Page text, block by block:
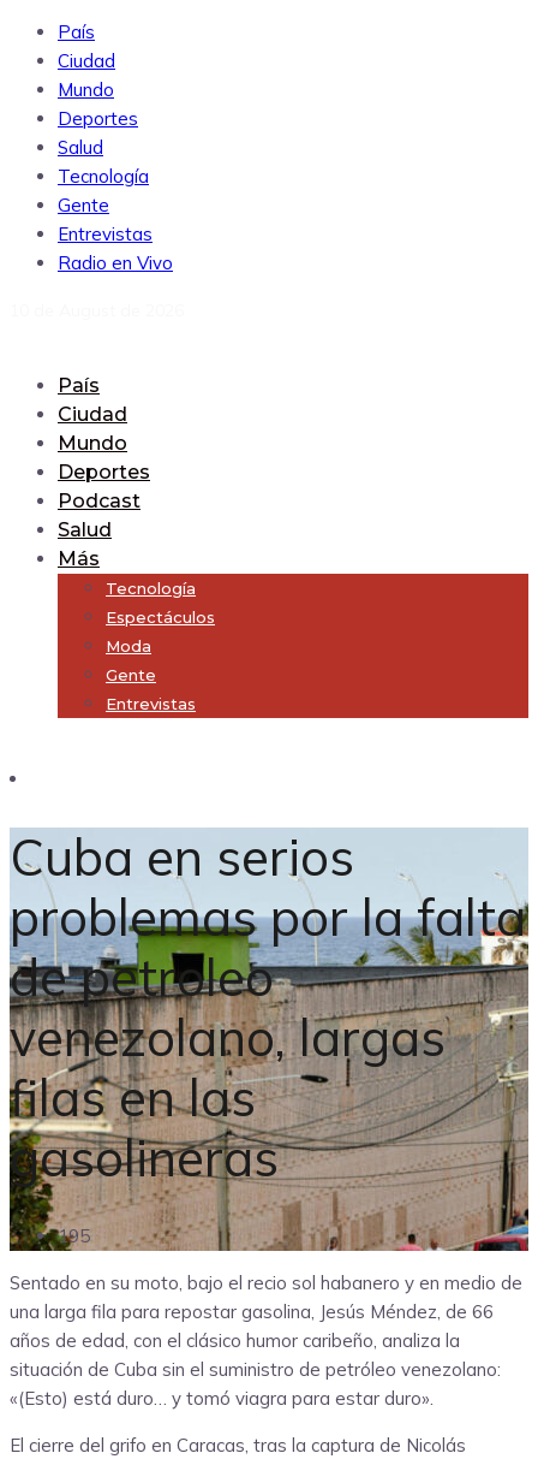
País
Ciudad
Mundo
Deportes
Salud
Tecnología
Gente
Entrevistas
Radio en Vivo
País
Ciudad
Mundo
Deportes
Podcast
Salud
Más
Tecnología
Espectáculos
Moda
Gente
Entrevistas
Cuba en serios
problemas por la falta
de petroleo
venezolano, largas
filas en las
gasolineras
195
Sentado en su moto, bajo el recio sol habanero y en medio de
una larga fila para repostar gasolina, Jesús Méndez, de 66
años de edad, con el clásico humor caribeño, analiza la
situación de Cuba sin el suministro de petróleo venezolano:
«(Esto) está duro… y tomó viagra para estar duro».
El cierre del grifo en Caracas, tras la captura de Nicolás